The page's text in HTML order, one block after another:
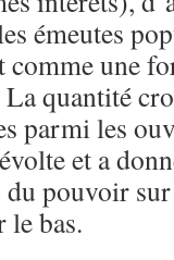
émeutes
une
quantité
parmi les
et a
pouvoir
le bas.